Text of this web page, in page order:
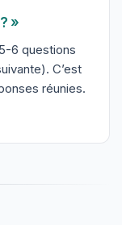
»
6 questions
C’est
réunies.